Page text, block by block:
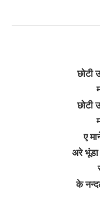
छोटी
छोटी
ए
अरे भूंडा
के